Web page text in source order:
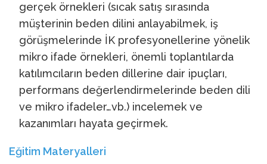
gerçek örnekleri (sıcak satış sırasında
müşterinin beden dilini anlayabilmek, iş
görüşmelerinde İK profesyonellerine yönelik
mikro ifade örnekleri, önemli toplantılarda
katılımcıların beden dillerine dair ipuçları,
performans değerlendirmelerinde beden dili
ve mikro ifadeler…vb.) incelemek ve
kazanımları hayata geçirmek.
Eğitim Materyalleri